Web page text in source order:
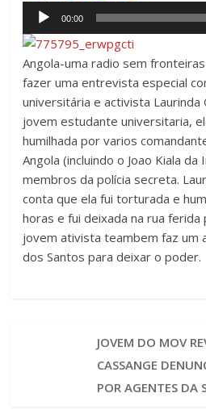
Audio
Player
00:00
Angola-uma radio sem
fazer uma entrevista especial
universitária e activista Laurinda
jovem estudante universitaria,
humilhada por varios
Angola (incluindo o Joao Kiala
membros da polícia secreta.
conta que ela fui torturada e
horas e fui deixada na rua ferida
jovem ativista teambem faz um
dos Santos para deixar o poder.
JOVEM DO MOV
CASSANGE
POR AGENTES DA